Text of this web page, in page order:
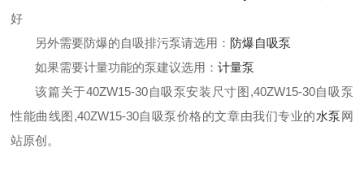
好
另外需要防爆的自吸排污泵请选用： 防爆自吸泵
如果需要计量功能的泵建议选用：计量泵
该篇关于40ZW15-30自吸泵安装尺寸图,40ZW15-30自吸泵
性能曲线图,40ZW15-30自吸泵价格的文章由我们专业的水泵网
站原创。